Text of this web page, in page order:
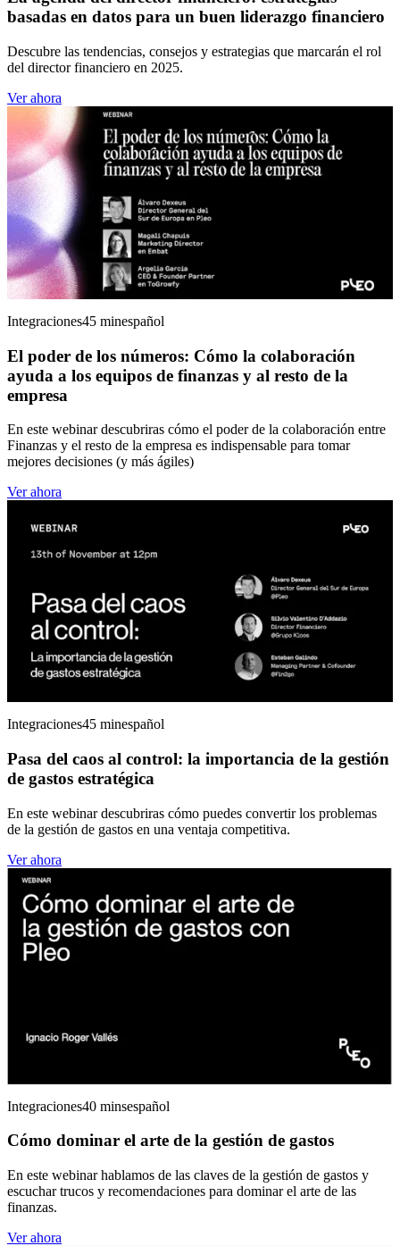
basadas en datos para un buen liderazgo financiero
Descubre las tendencias, consejos y estrategias que marcarán el rol
del director financiero en 2025.
Ver ahora
Integraciones45 minespañol
El poder de los números: Cómo la colaboración
ayuda a los equipos de finanzas y al resto de la
empresa
En este webinar descubriras cómo el poder de la colaboración entre
Finanzas y el resto de la empresa es indispensable para tomar
mejores decisiones (y más ágiles)
Ver ahora
Integraciones45 minespañol
Pasa del caos al control: la importancia de la gestión
de gastos estratégica
En este webinar descubriras cómo puedes convertir los problemas
de la gestión de gastos en una ventaja competitiva.
Ver ahora
Integraciones40 minsespañol
Cómo dominar el arte de la gestión de gastos
En este webinar hablamos de las claves de la gestión de gastos y
escuchar trucos y recomendaciones para dominar el arte de las
finanzas.
Ver ahora